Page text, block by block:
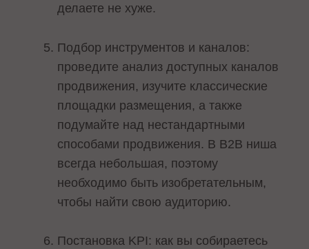
делаете не хуже.
Подбор инструментов и каналов:
проведите анализ доступных каналов
продвижения, изучите классические
площадки размещения, а также
подумайте над нестандартными
способами продвижения. В B2B ниша
всегда небольшая, поэтому
необходимо быть изобретательным,
чтобы найти свою аудиторию.
Постановка KPI: как вы собираетесь